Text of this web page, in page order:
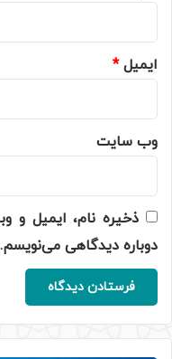
ایمیل*
وب‌ سایت
ذخیره نام، ایمیل و
دوباره دیدگاهی می‌نویسم.